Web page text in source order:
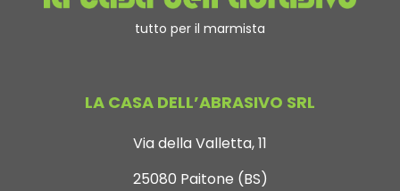
tutto per il marmista
LA CASA DELL’ABRASIVO SRL
Via della Valletta, 11
25080 Paitone (BS)